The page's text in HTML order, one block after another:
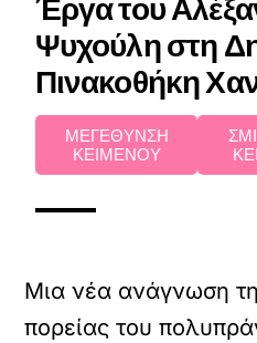
Έργα του
Ψυχούλη στη
Πινακοθήκη
ΜΕΓΕΘΥΝΣΗ
ΚΕΙΜΕΝΟΥ
Μια νέα ανάγνωση
πορείας του